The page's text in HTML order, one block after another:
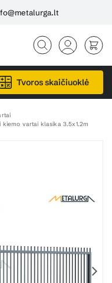
Tvoros skaičiuoklė
kiemo vartai klasika 3.5x1.2m